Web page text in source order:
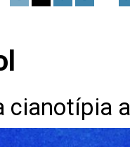
cianotípia